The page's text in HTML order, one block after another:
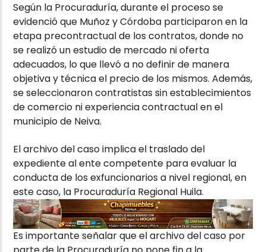
Según la Procuraduría, durante el proceso se
evidenció que Muñoz y Córdoba participaron en la
etapa precontractual de los contratos, donde no
se realizó un estudio de mercado ni oferta
adecuados, lo que llevó a no definir de manera
objetiva y técnica el precio de los mismos. Además,
se seleccionaron contratistas sin establecimientos
de comercio ni experiencia contractual en el
municipio de Neiva.
El archivo del caso implica el traslado del
expediente al ente competente para evaluar la
conducta de los exfuncionarios a nivel regional, en
este caso, la Procuraduría Regional Huila.
Es importante señalar que el archivo del caso por